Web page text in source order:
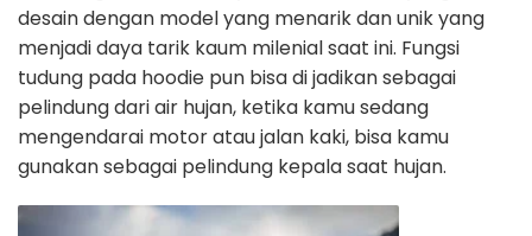
desain dengan model yang menarik dan unik yang
menjadi daya tarik kaum milenial saat ini. Fungsi
tudung pada hoodie pun bisa di jadikan sebagai
pelindung dari air hujan, ketika kamu sedang
mengendarai motor atau jalan kaki, bisa kamu
gunakan sebagai pelindung kepala saat hujan.